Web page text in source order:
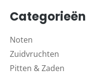
Categorieën
Noten
Zuidvruchten
Pitten & Zaden